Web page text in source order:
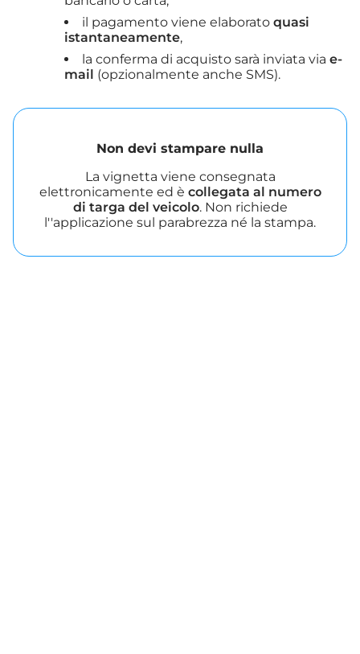
il pagamento viene elaborato quasi
istantaneamente,
la conferma di acquisto sarà inviata via e-
mail (opzionalmente anche SMS).
Non devi stampare nulla
La vignetta viene consegnata
elettronicamente ed è collegata al numero
di targa del veicolo. Non richiede
l''applicazione sul parabrezza né la stampa.